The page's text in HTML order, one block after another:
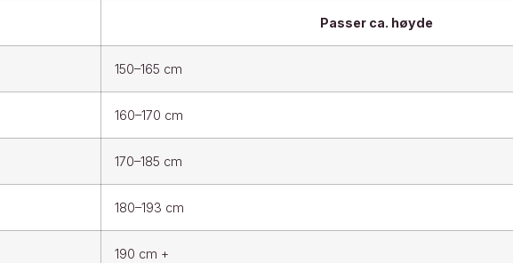
Passer ca. høyde
150–165 cm
160–170 cm
170–185 cm
180–193 cm
190 cm +